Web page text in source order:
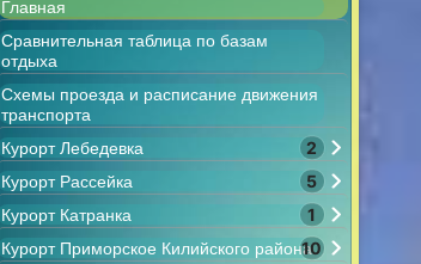
Главная
Сравнительная таблица по базам
отдыха
Схемы проезда и расписание движения
транспорта
Курорт Лебедевка
2
Курорт Рассейка 5
Курорт Катранка 1
Курорт Приморское Килийского района10